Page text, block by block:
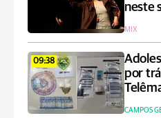
neste
MIX
09:38
por
CAMPOS